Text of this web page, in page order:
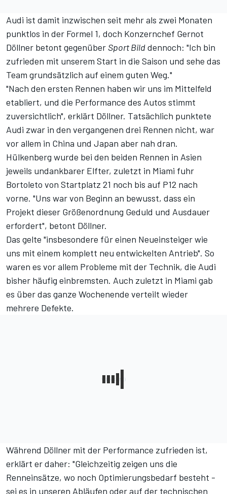
Audi ist damit inzwischen seit mehr als zwei Monaten
punktlos in der Formel 1, doch Konzernchef Gernot
Döllner betont gegenüber Sport Bilddennoch: "Ich bin
zufrieden mit unserem Start in die Saison und sehe das
Team grundsätzlich auf einem guten Weg."
"Nach den ersten Rennen haben wir uns im Mittelfeld
etabliert, und die Performance des Autos stimmt
zuversichtlich", erklärt Döllner. Tatsächlich punktete
Audi zwar in den vergangenen drei Rennen nicht, war
vor allem in China und Japan aber nah dran.
Hülkenberg wurde bei den beiden Rennen in Asien
jeweils undankbarer Elfter, zuletzt in Miami fuhr
Bortoleto von Startplatz 21 noch bis auf P12 nach
vorne. "Uns war von Beginn an bewusst, dass ein
Projekt dieser Größenordnung Geduld und Ausdauer
erfordert", betont Döllner.
Das gelte "insbesondere für einen Neueinsteiger wie
uns mit einem komplett neu entwickelten Antrieb". So
waren es vor allem Probleme mit der Technik, die Audi
bisher häufig einbremsten. Auch zuletzt in Miami gab
es über das ganze Wochenende verteilt wieder
mehrere Defekte.
Während Döllner mit der Performance zufrieden ist,
erklärt er daher: "Gleichzeitig zeigen uns die
Renneinsätze, wo noch Optimierungsbedarf besteht -
sei es in unseren Abläufen oder auf der technischen